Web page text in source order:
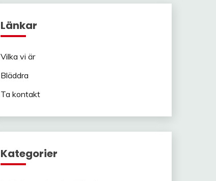
Länkar
Vilka vi är
Bläddra
Ta kontakt
Kategorier